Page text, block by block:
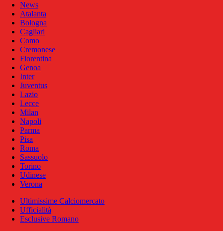
News
Atalanta
Bologna
Cagliari
Como
Cremonese
Fiorentina
Genoa
Inter
Juventus
Lazio
Lecce
Milan
Napoli
Parma
Pisa
Roma
Sassuolo
Torino
Udinese
Verona
Ultimissime Calciomercato
Ufficialità
Esclusive Romano